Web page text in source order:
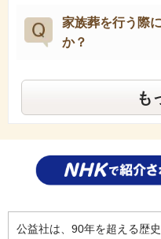
家族葬を行う際
か？
も
公益社は、90年を超える歴